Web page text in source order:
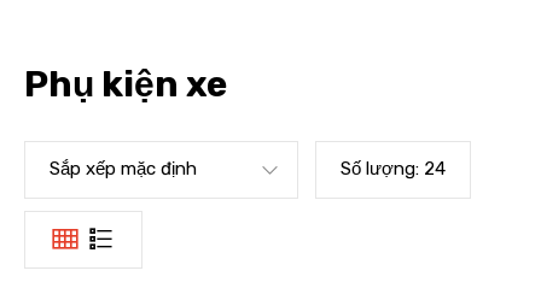
Phụ kiện xe
Sắp xếp mặc định Số lượng: 24